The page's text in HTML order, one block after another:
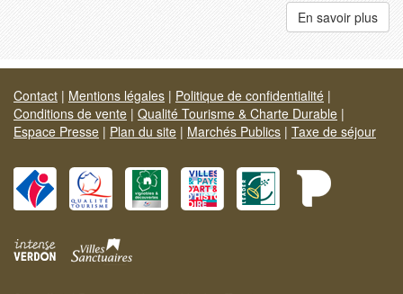
En savoir plus
Contact | Mentions légales | Politique de confidentialité |
Conditions de vente | Qualité Tourisme & Charte Durable |
Espace Presse | Plan du site | Marchés Publics | Taxe de séjour